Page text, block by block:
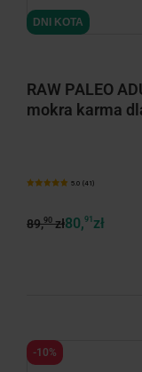
DNI KOTA
RAW PALEO
mokra karma
5.0 (41)
89,90zł80,91 zł
-10%